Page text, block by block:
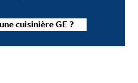
cuisinière GE ?